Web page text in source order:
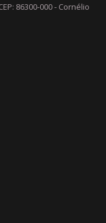
86300-000 - Cornélio